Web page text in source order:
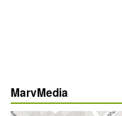
MarvMedia